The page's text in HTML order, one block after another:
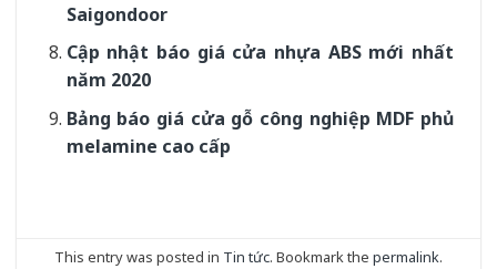
Saigondoor
Cập nhật báo giá cửa nhựa ABS mới nhất
năm 2020
Bảng báo giá cửa gỗ công nghiệp MDF phủ
melamine cao cấp
This entry was posted in Tin tức. Bookmark the permalink.